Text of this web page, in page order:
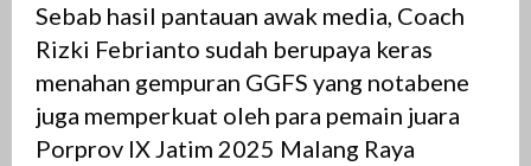
Sebab hasil pantauan awak media, Coach
Rizki Febrianto sudah berupaya keras
menahan gempuran GGFS yang notabene
juga memperkuat oleh para pemain juara
Porprov IX Jatim 2025 Malang Raya